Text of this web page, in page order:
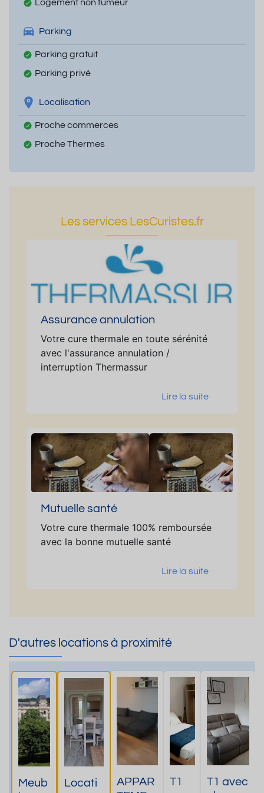
Logement non fumeur
Parking
Parking gratuit
Parking privé
Localisation
Proche commerces
Proche Thermes
Les services LesCuristes.fr
Assurance annulation
Votre cure thermale en toute sérénité
avec l'assurance annulation /
interruption Thermassur
Lire la suite
Mutuelle santé
Votre cure thermale 100% remboursée
avec la bonne mutuelle santé
Lire la suite
D'autres locations à proximité
Meub
Locati
APPAR
T1
T1 avec